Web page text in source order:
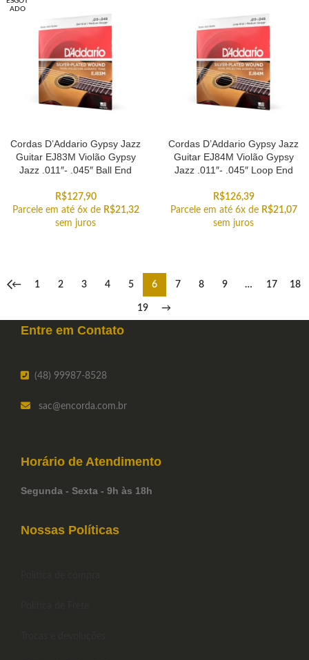
ADO
Cordas D’Addario Gypsy Jazz
Guitar EJ83M Violão Gypsy
Jazz .011″- .045″ Ball End
R$127,90
Parcele em até 6x de R$21,32
sem juros
Cordas D’Addario Gypsy Jazz
Guitar EJ84M Violão Gypsy
Jazz .011″- .045″ Loop End
R$126,39
Parcele em até 6x de R$21,07
sem juros
← 1 2 3 4 5 6 7 8 9 … 17 18
19 →
Entre em Contato
(48) 99987-8528
sac@encorda.com.br
Horário de Atendimento
Segunda - Sexta - 9h às 18h
Nossas Políticas